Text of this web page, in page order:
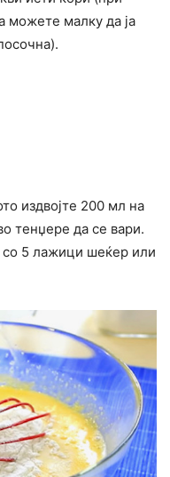
можете малку да ја
издвојте 200 мл на
тенџере да се вари.
5 лажици шеќер или